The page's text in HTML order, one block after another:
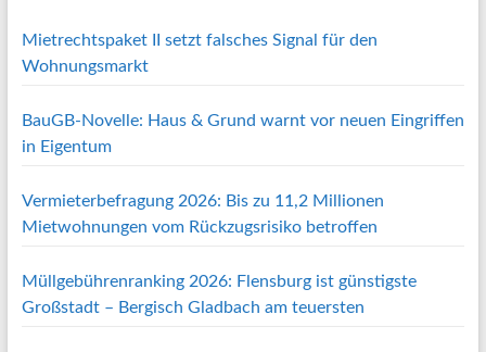
Mietrechtspaket II setzt falsches Signal für den
Wohnungsmarkt
BauGB-Novelle: Haus & Grund warnt vor neuen Eingriffen
in Eigentum
Vermieterbefragung 2026: Bis zu 11,2 Millionen
Mietwohnungen vom Rückzugsrisiko betroffen
Müllgebührenranking 2026: Flensburg ist günstigste
Großstadt – Bergisch Gladbach am teuersten